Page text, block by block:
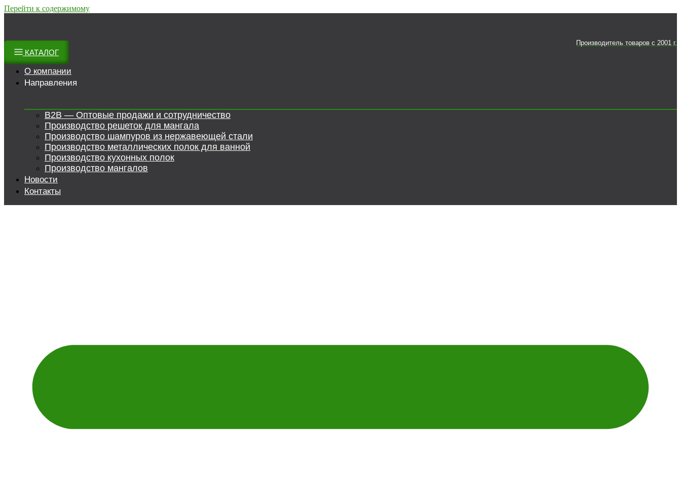
Перейти к содержимому
Производитель товаров c 2001 г.
КАТАЛОГ
О компании
Направления
B2B — Оптовые продажи и сотрудничество
Производство решеток для мангала
Производство шампуров из нержавеющей стали
Производство металлических полок для ванной
Производство кухонных полок
Производство мангалов
Новости
Контакты